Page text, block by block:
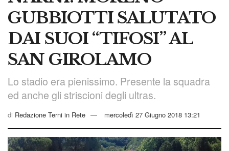
GUBBIOTTI SALUTATO
DAI SUOI “TIFOSI” AL
SAN GIROLAMO
Lo stadio era pienissimo. Presente la squadra
ed anche gli striscioni degli ultras.
di Redazione Terni in Rete mercoledì 27 Giugno 2018 13:21